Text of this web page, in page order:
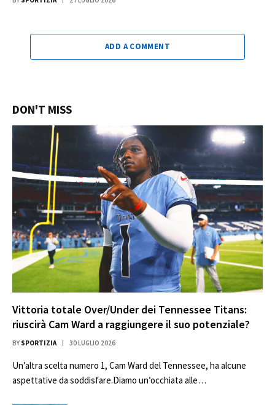
ADD A COMMENT
DON'T MISS
Vittoria totale Over/Under dei Tennessee Titans:
riuscirà Cam Ward a raggiungere il suo potenziale?
BY SPORTIZIA 30 LUGLIO 2026
Un’altra scelta numero 1, Cam Ward del Tennessee, ha alcune
aspettative da soddisfare.Diamo un’occhiata alle…